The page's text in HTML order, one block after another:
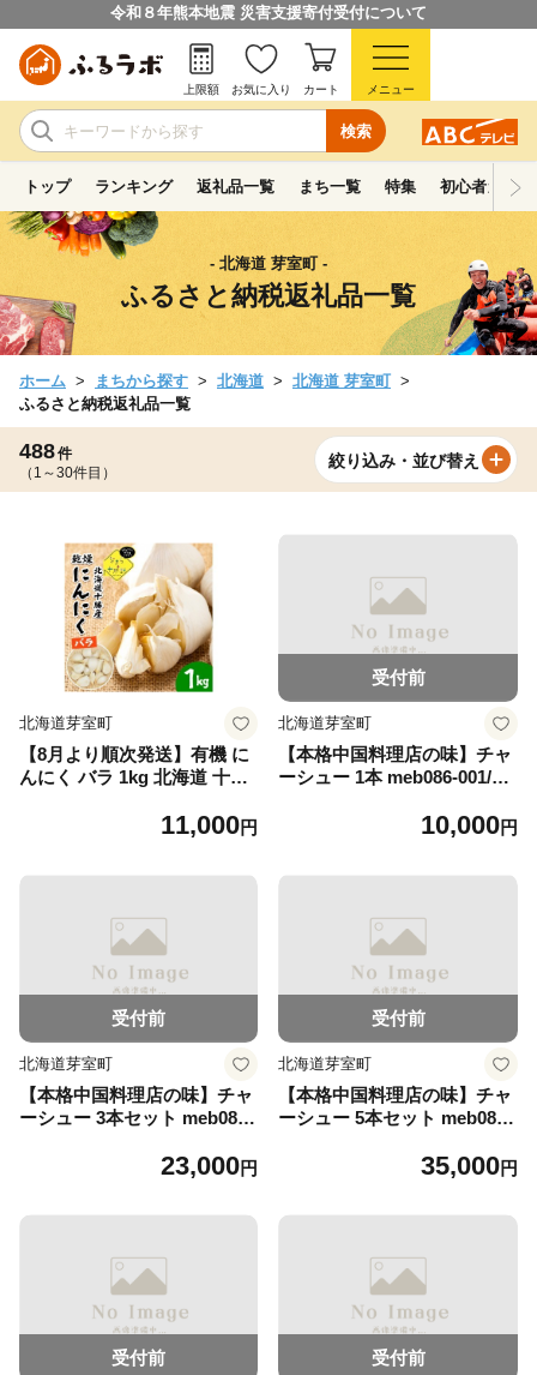
令和８年熊本地震 災害支援寄付受付について
検索
上限額 お気に入り カート メニュー
トップ ランキング 返礼品一覧 まち一覧 特集 初心者ガイド
- 北海道 芽室町 -
ふるさと納税返礼品一覧
ホーム まちから探す 北海道
北海道 芽室町
ふるさと納税返礼品一覧
488件
（1～30件目）
絞り込み・並び替え
北海道芽室町
【8月より順次発送】有機 に
んにく バラ 1kg 北海道 十勝
味 国産 meb001-052-26
11,000円
受付前
北海道芽室町
【本格中国料理店の味】チャ
ーシュー 1本 meb086-001/叉
お供 ラーメン トッピング お
10,000円
受付前
北海道芽室町
【本格中国料理店の味】チャ
ーシュー 3本セット meb086-
ご飯のお供 ラーメン トッピ
海道 芽室町
23,000円
受付前
北海道芽室町
【本格中国料理店の味】チャ
ーシュー 5本セット meb086-
ご飯のお供 ラーメン トッピ
海道 芽室町
35,000円
受付前 受付前